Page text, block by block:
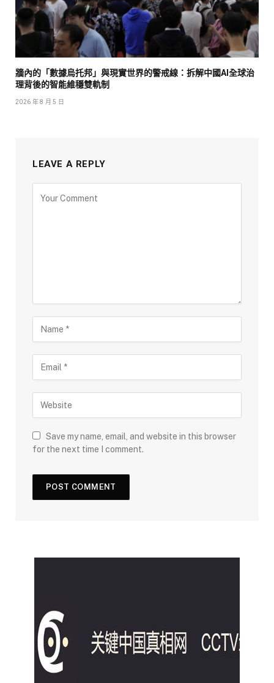
牆內的「數據烏托邦」與現實世界的警戒線：拆解中國AI全球治
理背後的智能維穩雙軌制
2026 年 8 月 5 日
LEAVE A REPLY
Save my name, email, and website in this browser
for the next time I comment.